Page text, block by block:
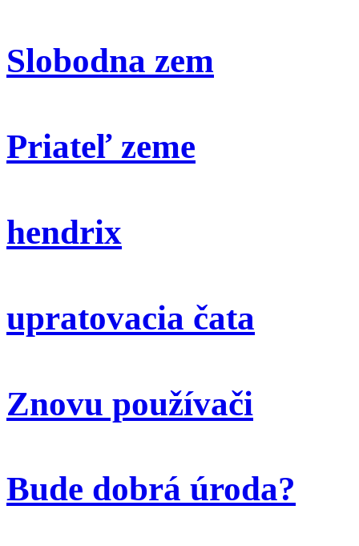
Slobodna zem
Priateľ zeme
hendrix
upratovacia čata
Znovu používači
Bude dobrá úroda?